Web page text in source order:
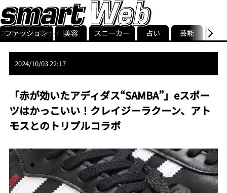
スマート公式サイト
smart最新号
記事一覧ランキング
ストリ
ファッション 美容 スニーカー 占い 芸能 グル
2024/10/03 22:17
「赤が効いたアディダス“SAMBA”」eスポー
ツはかっこいい！クレイジーラクーン、アト
モスとのトリプルコラボ